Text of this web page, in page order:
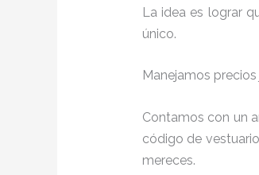
La idea es lograr
único.
Manejamos
Contamos con un
código de
mereces.